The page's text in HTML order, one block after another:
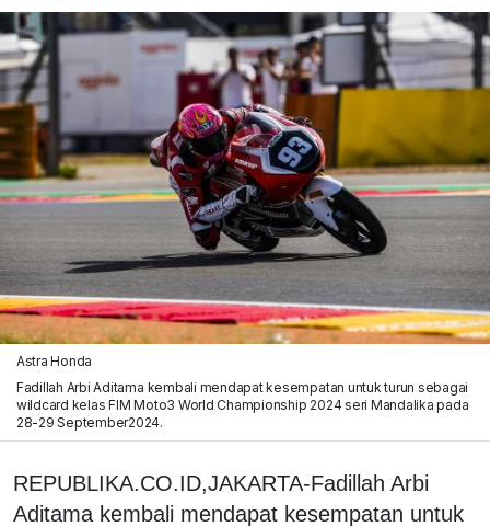
Astra Honda
Fadillah Arbi Aditama kembali mendapat kesempatan untuk turun sebagai
wildcard kelas FIM Moto3 World Championship 2024 seri Mandalika pada
28-29 September2024.
REPUBLIKA.CO.ID,JAKARTA-Fadillah Arbi
Aditama kembali mendapat kesempatan untuk